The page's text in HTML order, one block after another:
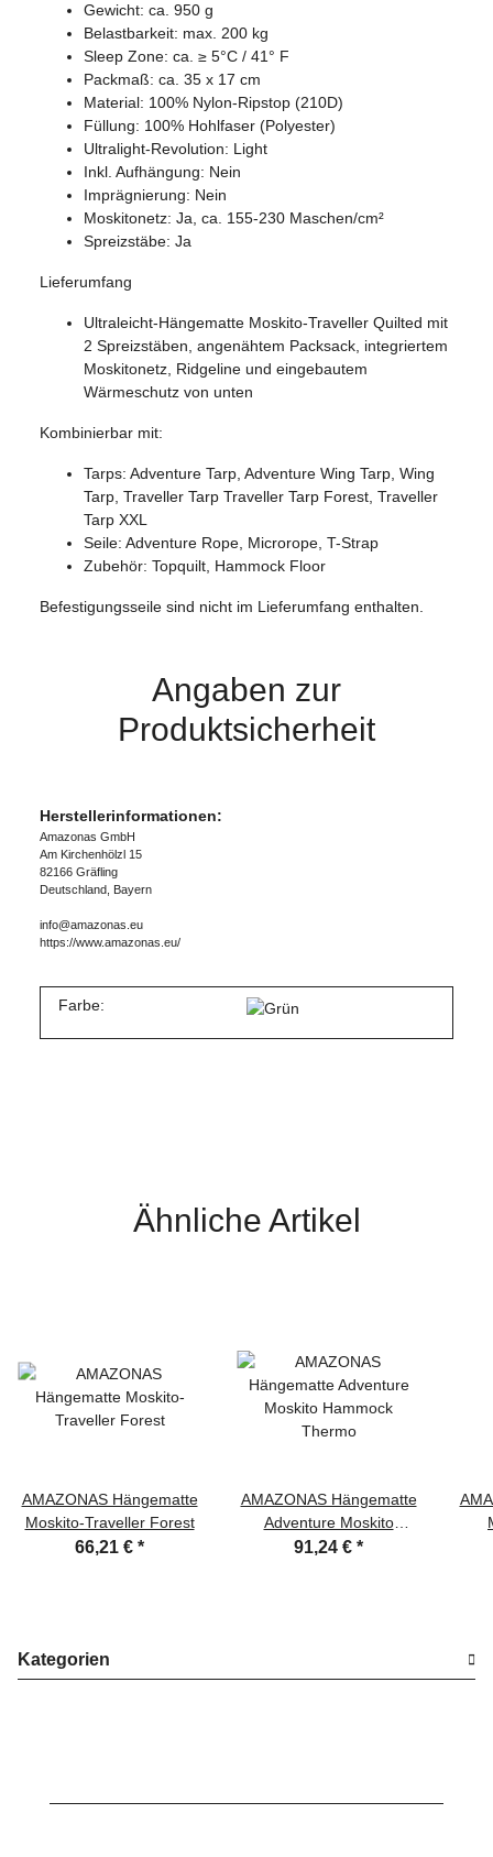
Gewicht: ca. 950 g
Belastbarkeit: max. 200 kg
Sleep Zone: ca. ≥ 5°C / 41° F
Packmaß: ca. 35 x 17 cm
Material: 100% Nylon-Ripstop (210D)
Füllung: 100% Hohlfaser (Polyester)
Ultralight-Revolution: Light
Inkl. Aufhängung: Nein
Imprägnierung: Nein
Moskitonetz: Ja, ca. 155-230 Maschen/cm²
Spreizstäbe: Ja
Lieferumfang
Ultraleicht-Hängematte Moskito-Traveller Quilted mit
2 Spreizstäben, angenähtem Packsack, integriertem
Moskitonetz, Ridgeline und eingebautem
Wärmeschutz von unten
Kombinierbar mit:
Tarps: Adventure Tarp, Adventure Wing Tarp, Wing
Tarp, Traveller Tarp Traveller Tarp Forest, Traveller
Tarp XXL
Seile: Adventure Rope, Microrope, T-Strap
Zubehör: Topquilt, Hammock Floor
Befestigungsseile sind nicht im Lieferumfang enthalten.
Angaben zur
Produktsicherheit
Herstellerinformationen:
Amazonas GmbH
Am Kirchenhölzl 15
82166 Gräfling
Deutschland, Bayern
info@amazonas.eu
https://www.amazonas.eu/
Farbe:
Ähnliche Artikel
AMAZONAS Hängematte
Moskito-Traveller Forest
66,21 € *
AMAZONAS Hängematte
Adventure Moskito
Hammock Thermo
91,24 € *
Kategorien